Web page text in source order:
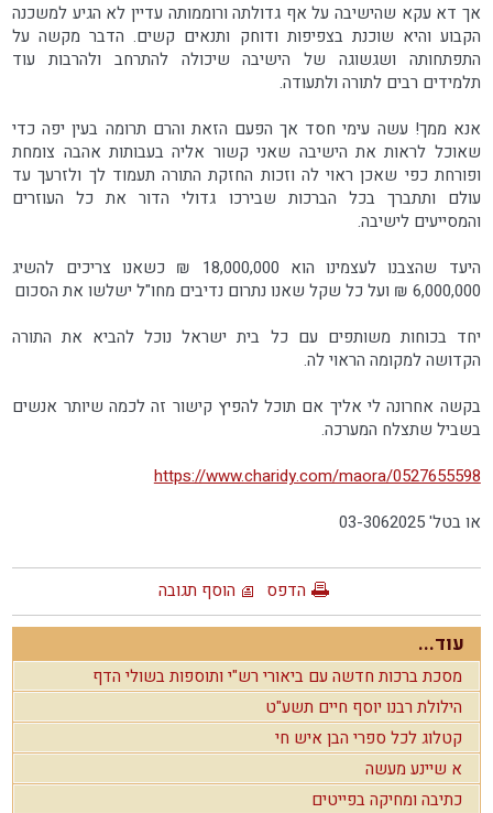
אך דא עקא שהישיבה על אף גדולתה ורוממותה עדיין לא הגיע למשכנה
הקבוע והיא שוכנת בצפיפות ודוחק ותנאים קשים. הדבר מקשה על
התפתחותה ושגשוגה של הישיבה שיכולה להתרחב ולהרבות עוד
תלמידים רבים לתורה ולתעודה.
אנא ממך! עשה עימי חסד אך הפעם הזאת והרם תרומה בעין יפה כדי
שאוכל לראות את הישיבה שאני קשור אליה בעבותות אהבה צומחת
ופורחת כפי שאכן ראוי לה וזכות החזקת התורה תעמוד לך ולזרעך עד
עולם ותתברך בכל הברכות שבירכו גדולי הדור את כל העוזרים
והמסייעים לישיבה.
היעד שהצבנו לעצמינו הוא 18,000,000 ₪ כשאנו צריכים להשיג
6,000,000 ₪ ועל כל שקל שאנו נתרום נדיבים מחו"ל ישלשו את הסכום
יחד בכוחות משותפים עם כל בית ישראל נוכל להביא את התורה
הקדושה למקומה הראוי לה.
בקשה אחרונה לי אליך אם תוכל להפיץ קישור זה לכמה שיותר אנשים
בשביל שתצלח המערכה.
https://www.charidy.com/maora/0527655598
או בטל' 03-3062025
הדפס הוסף תגובה
עוד...
מסכת ברכות חדשה עם ביאורי רש"י ותוספות בשולי הדף
הילולת רבנו יוסף חיים תשע"ט
קטלוג לכל ספרי הבן איש חי
א שיינע מעשה
כתיבה ומחיקה בפייטים